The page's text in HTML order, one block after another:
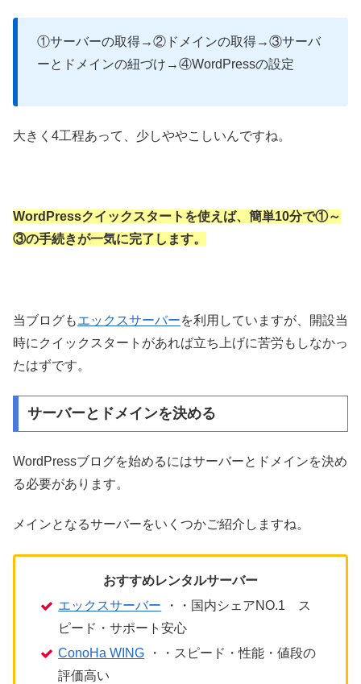
①サーバーの取得→②ドメインの取得→③サーバ
ーとドメインの紐づけ→④WordPressの設定
大きく4工程あって、少しややこしいんですね。
WordPressクイックスタートを使えば、簡単10分で①～
③の手続きが一気に完了します。
当ブログもエックスサーバーを利用していますが、開設当
時にクイックスタートがあれば立ち上げに苦労もしなかっ
たはずです。
サーバーとドメインを決める
WordPressブログを始めるにはサーバーとドメインを決め
る必要があります。
メインとなるサーバーをいくつかご紹介しますね。
おすすめレンタルサーバー
エックスサーバー
・・国内シェアNO.1 ス
ピード・サポート安心
ConoHa WING
・・スピード・性能・値段の
評価高い